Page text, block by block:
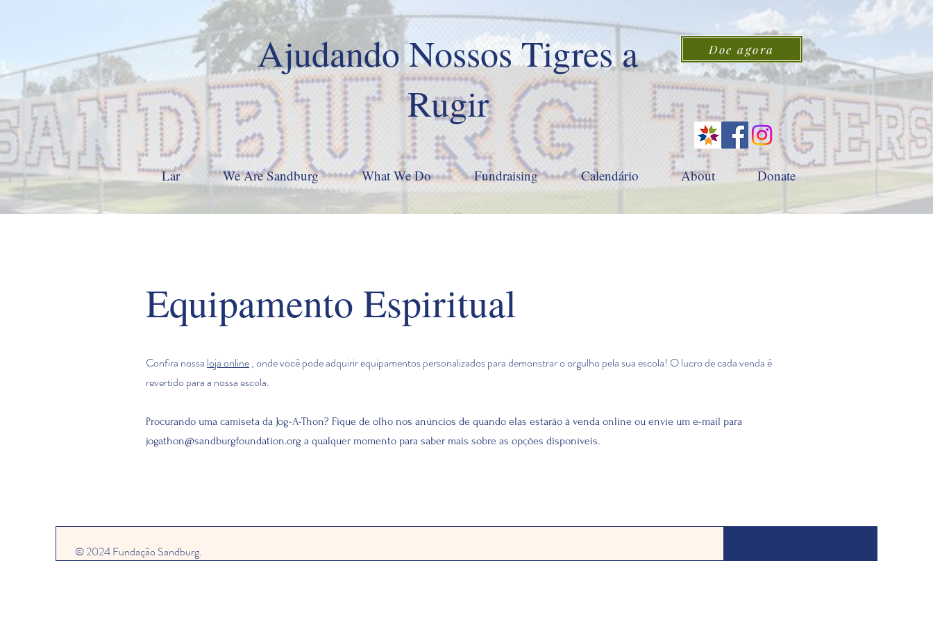
Ajudando Nossos Tigres a
Rugir
Doe agora
Lar We Are Sandburg What We Do Fundraising Calendário About Donate
Equipamento Espiritual
Confira nossa loja online, onde você pode adquirir equipamentos personalizados para demonstrar o orgulho pela sua escola! O lucro de cada venda é
revertido para a nossa escola.
Procurando uma camiseta da Jog-A-Thon? Fique de olho nos anúncios de quando elas estarão à venda online ou envie um e-mail para
jogathon@sandburgfoundation.org a qualquer momento para saber mais sobre as opções disponíveis.
© 2024 Fundação Sandburg.